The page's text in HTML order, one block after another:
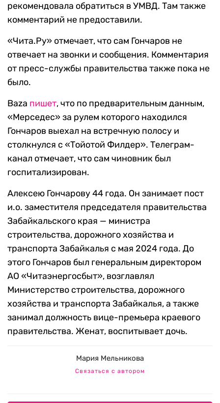
рекомендовала обратиться в УМВД. Там также
комментарий не предоставили.
«Чита.Ру» отмечает, что сам Гончаров не
отвечает на звонки и сообщения. Комментария
от пресс-службы правительства также пока не
было.
Baza пишет, что по предварительным данным,
«Мерседес» за рулем которого находился
Гончаров выехал на встречную полосу и
столкнулся с «Тойотой Филдер». Телеграм-
канал отмечает, что сам чиновник был
госпитализирован.
Алексею Гончарову 44 года. Он занимает пост
и.о. заместителя председателя правительства
Забайкальского края — министра
строительства, дорожного хозяйства и
транспорта Забайкалья с мая 2024 года. До
этого Гончаров был генеральным директором
АО «Читаэнергосбыт», возглавлял
Министерство строительства, дорожного
хозяйства и транспорта Забайкалья, а также
занимал должность вице-премьера краевого
правительства. Женат, воспитывает дочь.
Мария Мельникова
Связаться с автором